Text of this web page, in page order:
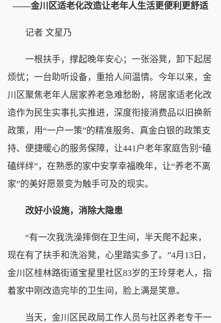
——金川区适老化改造让老年人生活更便利更舒适
记者 文星乃
一根扶手，撑起晚年安心；一张浴凳，卸下起居
烦忧；一台助听设备，重拾人间温情。今年以来，金
川区聚焦老年人居家养老急难愁盼，将居家适老化改
造作为民生实事扎实推进，深度衔接消费品以旧换新
政策，用“一户一策”的精准服务、真金白银的政策支
持、便捷暖心的服务保障，让441户老年家庭告别“磕
磕绊绊”，在熟悉的家中安享幸福晚年，让“养老不离
家”的美好愿景变为触手可及的现实。
改好小设施，消除大隐患
“有一次我洗澡摔倒在卫生间，半天爬不起来，
现在有了扶手和洗浴凳，心里踏实多了。”4月13日，
金川区桂林路街道宝星里社区83岁的王玲芽老人，指
着家中刚改造完毕的卫生间，脸上满是笑意。
当天，金川区民政局工作人员与社区养老专干一